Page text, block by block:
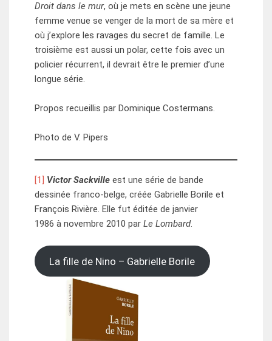
Droit dans le mur, où je mets en scène une jeune
femme venue se venger de la mort de sa mère et
où j’explore les ravages du secret de famille. Le
troisième est aussi un polar, cette fois avec un
policier récurrent, il devrait être le premier d’une
longue série.
Propos recueillis par Dominique Costermans.
Photo de V. Pipers
[1] Victor Sackvilleest une série de bande
dessinée franco-belge, créée Gabrielle Borile et
François Rivière. Elle fut éditée de janvier
1986 à novembre 2010 par Le Lombard.
La fille de Nino – Gabrielle Borile